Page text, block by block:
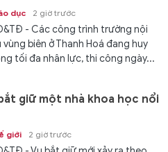
dục 2 giờ trước
- Các công trình trường nội
vùng biên ở Thanh Hoá đang huy
tối đa nhân lực, thi công ngày...
giữ một nhà khoa học nổi
giới 2 giờ trước